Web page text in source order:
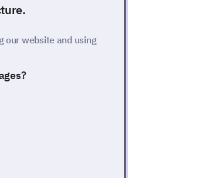
our website and using